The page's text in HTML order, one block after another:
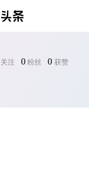
关注 0 粉丝 0 获赞